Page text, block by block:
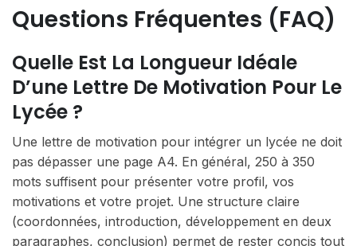
Questions Fréquentes (FAQ)
Quelle Est La Longueur Idéale
D’une Lettre De Motivation Pour Le
Lycée ?
Une lettre de motivation pour intégrer un lycée ne doit
pas dépasser une page A4. En général, 250 à 350
mots suffisent pour présenter votre profil, vos
motivations et votre projet. Une structure claire
(coordonnées, introduction, développement en deux
paragraphes, conclusion) permet de rester concis tout